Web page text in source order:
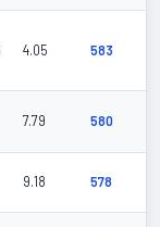
4.05 583
7.79 580
9.18 578